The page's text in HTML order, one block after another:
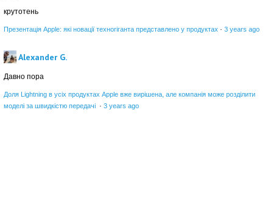
крутотень
Презентація Apple: які новації техногіганта представлено у продуктах · 3 years ago
Alexander G.
Давно пора
Доля Lightning в усіх продуктах Apple вже вирішена, але компанія може розділити
моделі за швидкістю передачі · 3 years ago